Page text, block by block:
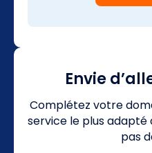
Envie
Complétez votre
service le plus adapté
pas